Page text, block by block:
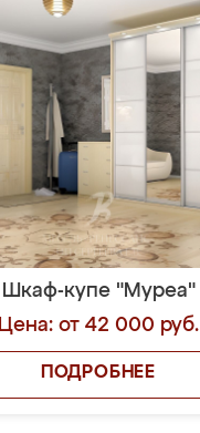
Шкаф-купе "Муреа"
Цена: от 42 000 руб.
ПОДРОБНЕЕ